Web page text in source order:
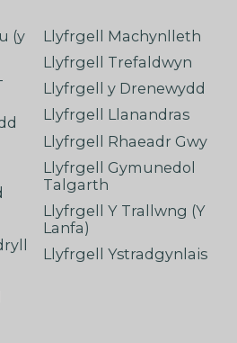
(y
Llyfrgell Machynlleth
Llyfrgell Trefaldwyn
Llyfrgell y Drenewydd
Llyfrgell Llanandras
Llyfrgell Rhaeadr Gwy
Llyfrgell Gymunedol
Talgarth
Llyfrgell Y Trallwng (Y
Lanfa)
Llyfrgell Ystradgynlais